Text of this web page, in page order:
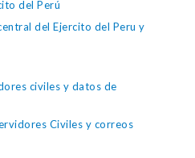
del Perú
del Ejercito del Peru y
civiles y datos de
Civiles y correos